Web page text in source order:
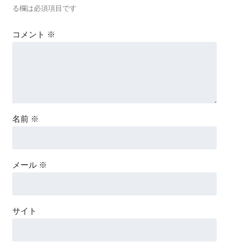
る欄は必須項目です
コメント ※
名前 ※
メール ※
サイト